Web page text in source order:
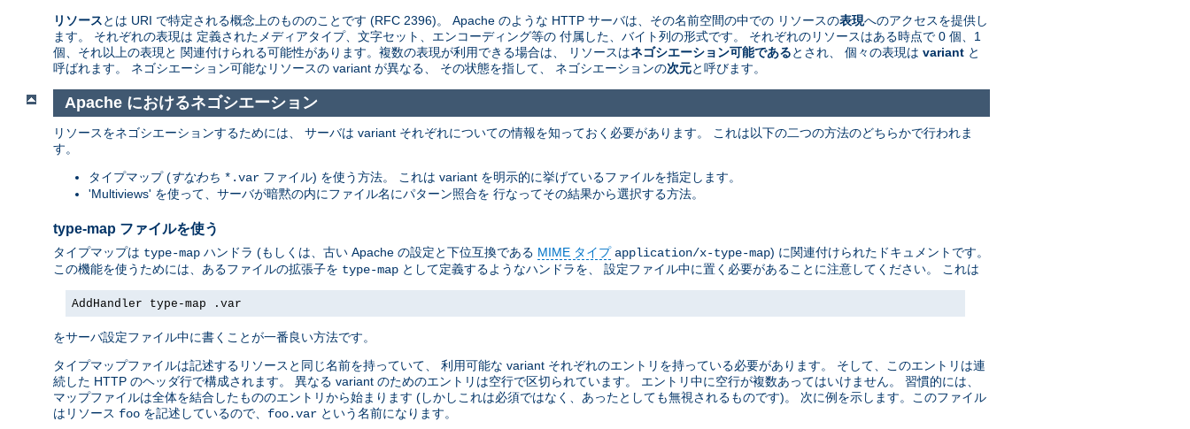
リソースとは URI で特定される概念上のもののことです (RFC 2396)。 Apache のような HTTP サーバは、その名前空間の中での リソースの表現へのアクセスを提供し
ます。 それぞれの表現は 定義されたメディアタイプ、文字セット、エンコーディング等の 付属した、バイト列の形式です。 それぞれのリソースはある時点で 0 個、1
個、それ以上の表現と 関連付けられる可能性があります。複数の表現が利用できる場合は、 リソースはネゴシエーション可能であるとされ、 個々の表現は variant と
呼ばれます。 ネゴシエーション可能なリソースの variant が異なる、 その状態を指して、 ネゴシエーションの次元と呼びます。
Apache におけるネゴシエーション
リソースをネゴシエーションするためには、 サーバは variant それぞれについての情報を知っておく必要があります。 これは以下の二つの方法のどちらかで行われま
す。
タイプマップ (すなわち *.var ファイル) を使う方法。 これは variant を明示的に挙げているファイルを指定します。
'Multiviews' を使って、サーバが暗黙の内にファイル名にパターン照合を 行なってその結果から選択する方法。
type-map ファイルを使う
タイプマップは type-map ハンドラ (もしくは、古い Apache の設定と下位互換である MIME タイプ application/x-type-map) に関連付けられたドキュメントです。
この機能を使うためには、あるファイルの拡張子を type-map として定義するようなハンドラを、 設定ファイル中に置く必要があることに注意してください。 これは
AddHandler type-map .var
をサーバ設定ファイル中に書くことが一番良い方法です。
タイプマップファイルは記述するリソースと同じ名前を持っていて、 利用可能な variant それぞれのエントリを持っている必要があります。 そして、このエントリは連
続した HTTP のヘッダ行で構成されます。 異なる variant のためのエントリは空行で区切られています。 エントリ中に空行が複数あってはいけません。 習慣的には、
マップファイルは全体を結合したもののエントリから始まります (しかしこれは必須ではなく、あったとしても無視されるものです)。 次に例を示します。このファイル
はリソース foo を記述しているので、 foo.var という名前になります。